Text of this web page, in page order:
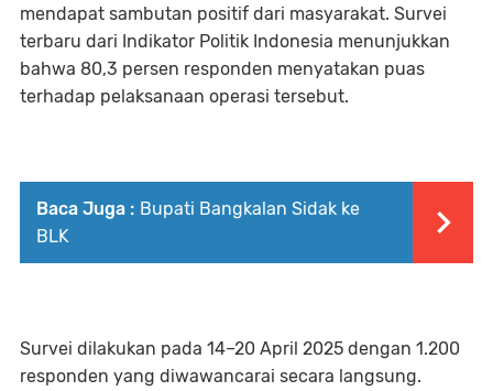
mendapat sambutan positif dari masyarakat. Survei
terbaru dari Indikator Politik Indonesia menunjukkan
bahwa 80,3 persen responden menyatakan puas
terhadap pelaksanaan operasi tersebut.
Baca Juga : Bupati Bangkalan Sidak ke
BLK
Survei dilakukan pada 14–20 April 2025 dengan 1.200
responden yang diwawancarai secara langsung.